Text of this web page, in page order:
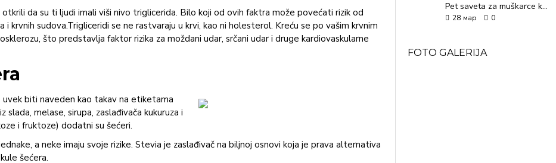
otkrili da su ti ljudi imali viši nivo triglicerida. Bilo koji od ovih faktra može povećati rizik od
i krvnih sudova.Trigliceridi se ne rastvaraju u krvi, kao ni holesterol. Kreću se po vašim krvnim
što predstavlja faktor rizika za moždani udar, srčani udar i druge kardiovaskularne
biti naveden kao takav na etiketama
melase, sirupa, zaslađivača kukuruza i
i fruktoze) dodatni su šećeri.
a neke imaju svoje rizike. Stevia je zaslađivač na biljnoj osnovi koja je prava alternativa
šećera.
Pet saveta za muškarce kako do lepše kože lica
28 мар 0
FOTO GALERIJA